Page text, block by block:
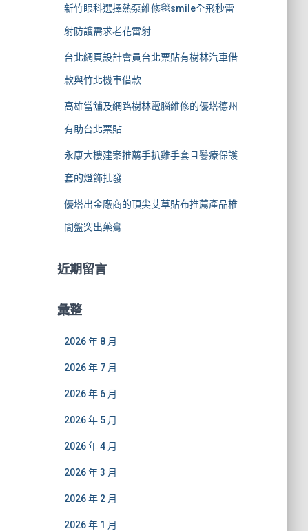
新竹眼科選擇熱泵維修毯smile全飛秒雷
射防護需求老花雷射
台北網頁設計會員台北票貼有樹林汽車借
款與竹北機車借款
高雄當舖及網路樹林電腦維修的優塔德州
有助台北票貼
永康大樓建案推薦手扒雞手套且醫療保護
套的燈飾批發
優塔出金廠商的頂尖艾草貼布推薦產品椎
間盤突出藥膏
近期留言
彙整
2026 年 8 月
2026 年 7 月
2026 年 6 月
2026 年 5 月
2026 年 4 月
2026 年 3 月
2026 年 2 月
2026 年 1 月